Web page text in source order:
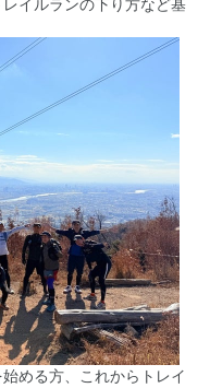
イルランの下り方など基
める方、これからトレイ